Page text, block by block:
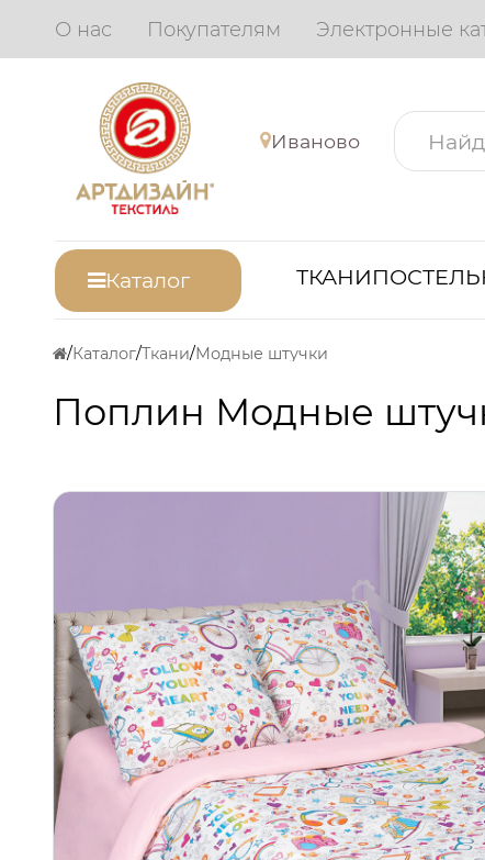
О нас Покупателям Электронные
Иваново
Каталог ТКАНИ
Каталог Ткани Модные штучки
Поплин Модные